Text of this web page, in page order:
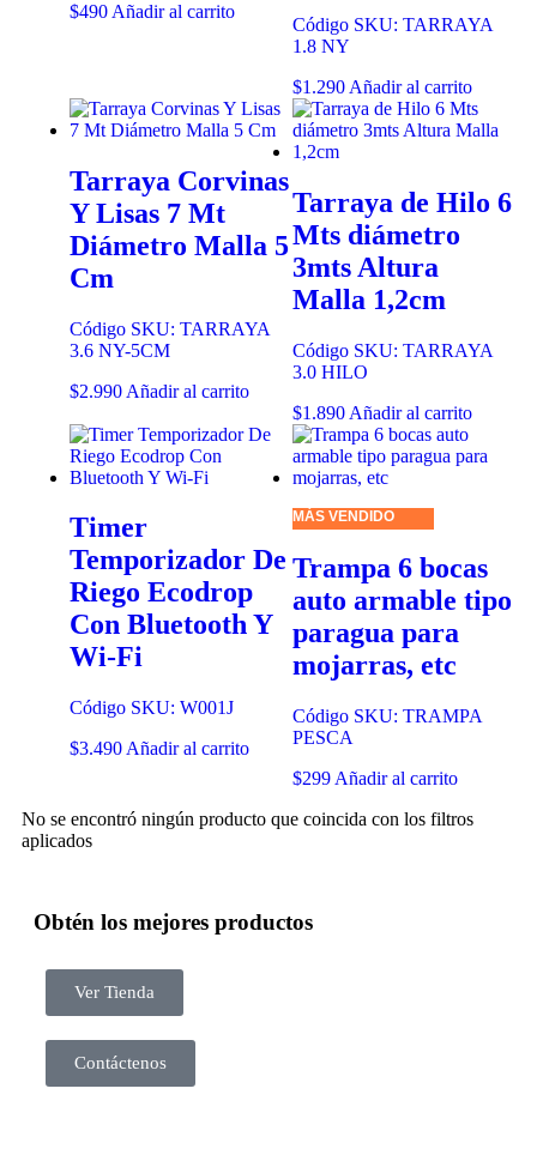
$490 Añadir al carrito
Código SKU: TARRAYA
1.8 NY
$1.290 Añadir al carrito
Tarraya Corvinas
Y Lisas 7 Mt
Diámetro Malla 5
Cm
Código SKU: TARRAYA
3.6 NY-5CM
$2.990 Añadir al carrito
Tarraya de Hilo 6
Mts diámetro
3mts Altura
Malla 1,2cm
Código SKU: TARRAYA
3.0 HILO
$1.890 Añadir al carrito
Timer
Temporizador De
Riego Ecodrop
Con Bluetooth Y
Wi-Fi
Código SKU: W001J
$3.490 Añadir al carrito
MÁS VENDIDO
Trampa 6 bocas
auto armable tipo
paragua para
mojarras, etc
Código SKU: TRAMPA
PESCA
$299 Añadir al carrito
No se encontró ningún producto que coincida con los filtros
aplicados
Obtén los mejores productos
Ver Tienda
Contáctenos